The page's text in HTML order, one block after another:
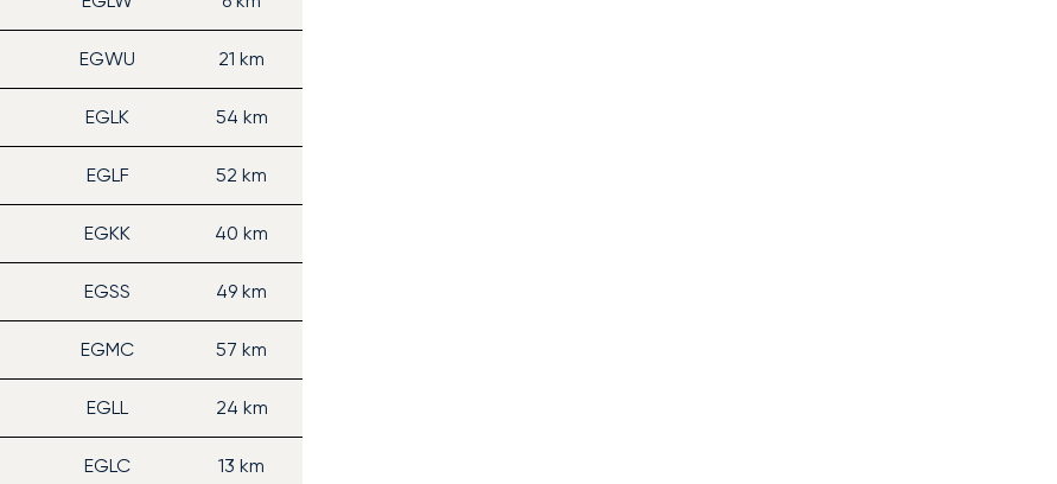
EGWU 21 km
EGLK 54 km
EGLF 52 km
EGKK 40 km
EGSS 49 km
EGMC 57 km
EGLL 24 km
EGLC 13 km